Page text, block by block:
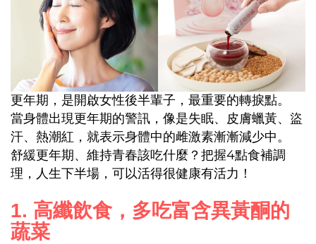
更年期，是開啟女性後半輩子，最重要的轉捩點。
當身體出現更年期的警訊，像是失眠、皮膚蠟黃、盜
汗、熱潮紅，就表示身體中的雌激素漸漸減少中。
舒緩更年期、維持青春該吃什麼？把握4點食補調
理，人生下半場，可以活得很健康有活力！
1. 高纖飲食，多吃富含異黃酮的
蔬菜